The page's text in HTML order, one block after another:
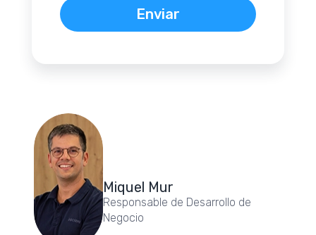
Miquel Mur
Responsable de Desarrollo de
Negocio